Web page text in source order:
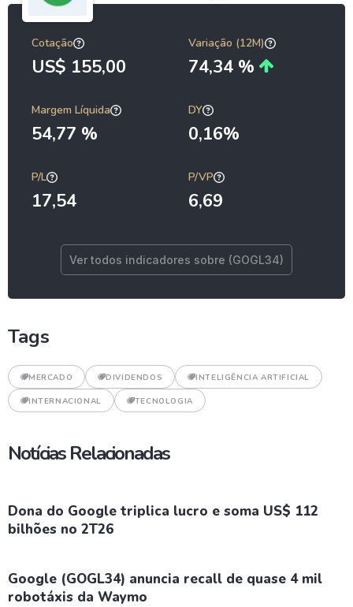
Cotação
US$ 155,00
Variação (12M)
74,34 %
Margem Líquida
54,77 %
DY
0,16%
P/L
17,54
P/VP
6,69
Ver todos indicadores sobre (GOGL34)
Tags
MERCADO DIVIDENDOS INTELIGÊNCIA ARTIFICIAL
INTERNACIONAL TECNOLOGIA
Notícias Relacionadas
Dona do Google triplica lucro e soma US$ 112
bilhões no 2T26
Google (GOGL34) anuncia recall de quase 4 mil
robotáxis da Waymo